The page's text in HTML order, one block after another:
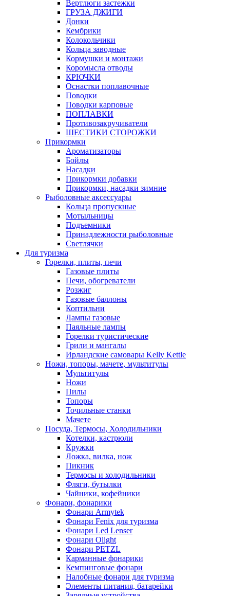
Вертлюги застежки
ГРУЗА ДЖИГИ
Донки
Кембрики
Колокольчики
Кольца заводные
Кормушки и монтажи
Коромысла отводы
КРЮЧКИ
Оснастки поплавочные
Поводки
Поводки карповые
ПОПЛАВКИ
Противозакручиватели
ШЕСТИКИ СТОРОЖКИ
Прикормки
Ароматизаторы
Бойлы
Насадки
Прикормки добавки
Прикормки, насадки зимние
Рыболовные аксессуары
Кольца пропускные
Мотыльницы
Подъемники
Принадлежности рыболовные
Светлячки
Для туризма
Горелки, плиты, печи
Газовые плиты
Печи, обогреватели
Розжиг
Газовые баллоны
Коптильни
Лампы газовые
Паяльные лампы
Горелки туристические
Грили и мангалы
Ирландские самовары Kelly Kettle
Ножи, топоры, мачете, мультитулы
Мультитулы
Ножи
Пилы
Топоры
Точильные станки
Мачете
Посуда, Термосы, Холодильники
Котелки, кастрюли
Кружки
Ложка, вилка, нож
Пикник
Термосы и холодильники
Фляги, бутылки
Чайники, кофейники
Фонари, фонарики
Фонари Armytek
Фонари Fenix для туризма
Фонари Led Lenser
Фонари Olight
Фонари PETZL
Карманные фонарики
Кемпинговые фонари
Налобные фонари для туризма
Элементы питания, батарейки